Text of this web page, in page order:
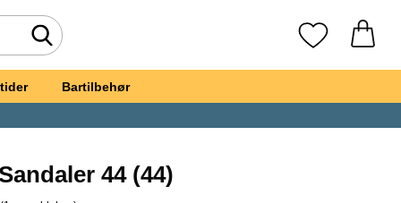
Foretag søgning Mine favoritter
Bartilbehør
44 (44)